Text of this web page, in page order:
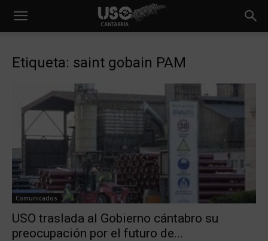
Etiqueta: saint gobain PAM
Comunicados
USO traslada al Gobierno cántabro su
preocupación por el futuro de...